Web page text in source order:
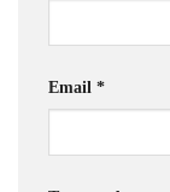
Email *